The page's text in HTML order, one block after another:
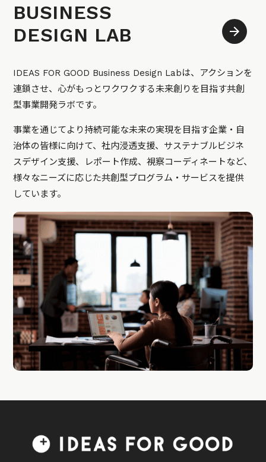
BUSINESS
DESIGN LAB
IDEAS FOR GOOD Business Design Labは、アクションを
連鎖させ、心がもっとワクワクする未来創りを目指す共創
型事業開発ラボです。
事業を通じてより持続可能な未来の実現を目指す企業・自
治体の皆様に向けて、社内浸透支援、サステナブルビジネ
スデザイン支援、レポート作成、視察コーディネートなど、
様々なニーズに応じた共創型プログラム・サービスを提供
しています。